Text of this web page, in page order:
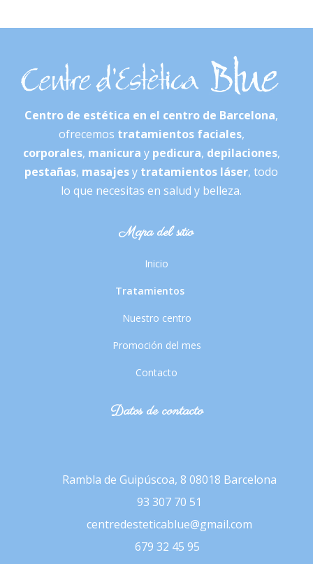
Centro de estética en el centro de Barcelona,
ofrecemos tratamientos faciales,
corporales, manicura y pedicura, depilaciones,
pestañas, masajesy tratamientos láser, todo
lo que necesitas en salud y belleza.
Mapa del sitio
Inicio
Tratamientos
Nuestro centro
Promoción del mes
Contacto
Datos de contacto
Rambla de Guipúscoa, 8 08018 Barcelona
93 307 70 51
centredesteticablue@gmail.com
679 32 45 95